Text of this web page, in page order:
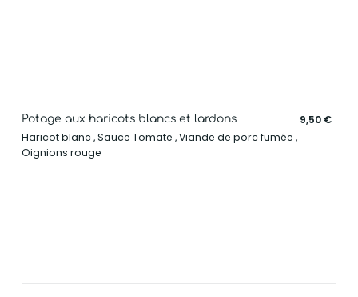
Potage aux haricots blancs et lardons
Haricot blanc , Sauce Tomate , Viande de porc fumée ,
Oignions rouge
9,50 €